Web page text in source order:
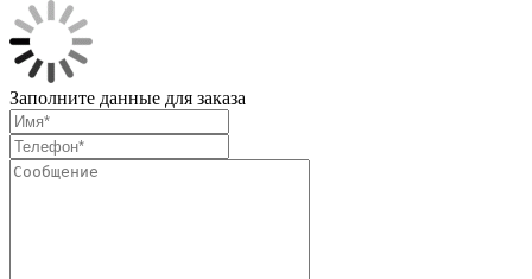
Заполните данные для заказа